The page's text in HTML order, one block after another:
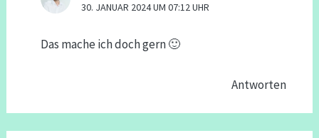
30. JANUAR 2024 UM 07:12 UHR
Das mache ich doch gern 🙂
Antworten